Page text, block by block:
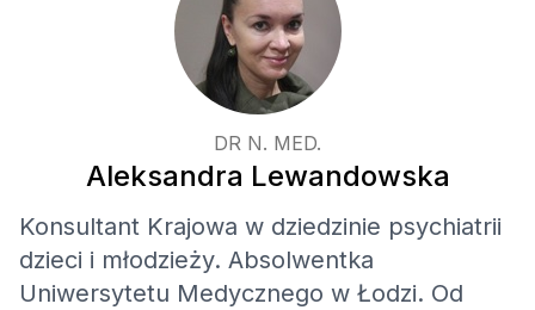
DR N. MED.
Aleksandra Lewandowska
Konsultant Krajowa w dziedzinie psychiatrii
dzieci i młodzieży. Absolwentka
Uniwersytetu Medycznego w Łodzi. Od